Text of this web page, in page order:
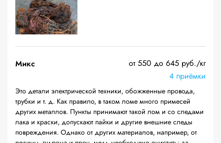
Микс
от 550 до 645 руб./кг
4 приёмки
Это детали электрической техники, обожженные провода,
трубки и т. д. Как правило, в таком ломе много примесей
других металлов. Пункты принимают такой лом и со следами
лака и краски, допускают пайки и другие внешние следы
повреждения. Однако от других материалов, например, от